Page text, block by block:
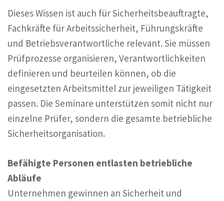
Dieses Wissen ist auch für Sicherheitsbeauftragte,
Fachkräfte für Arbeitssicherheit, Führungskräfte
und Betriebsverantwortliche relevant. Sie müssen
Prüfprozesse organisieren, Verantwortlichkeiten
definieren und beurteilen können, ob die
eingesetzten Arbeitsmittel zur jeweiligen Tätigkeit
passen. Die Seminare unterstützen somit nicht nur
einzelne Prüfer, sondern die gesamte betriebliche
Sicherheitsorganisation.
Befähigte Personen entlasten betriebliche
Abläufe
Unternehmen gewinnen an Sicherheit und